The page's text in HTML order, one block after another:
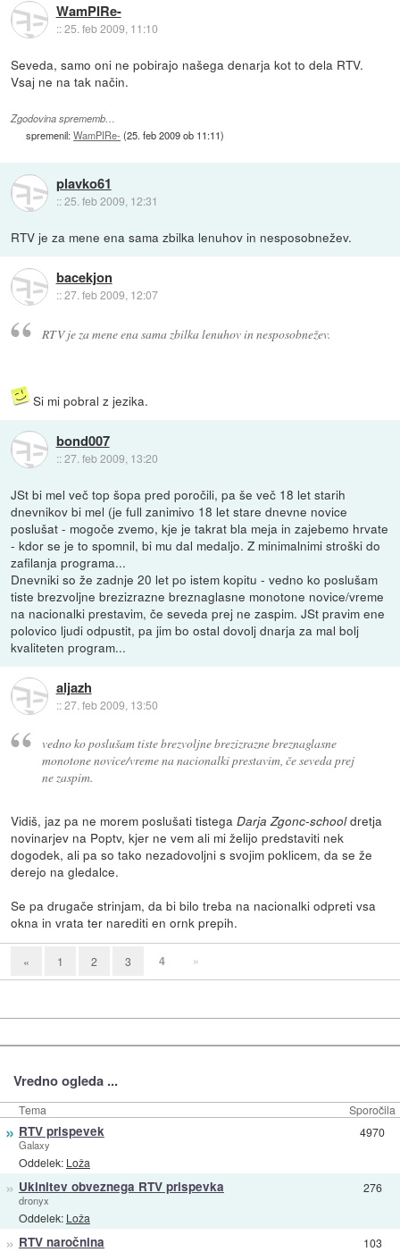
WamPIRe-
::25. feb 2009, 11:10
Seveda, samo oni ne pobirajo našega denarja kot to dela RTV.
Vsaj ne na tak način.
Zgodovina sprememb…
spremenil:WamPIRe- (25. feb 2009 ob 11:11)
plavko61
::25. feb 2009, 12:31
RTV je za mene ena sama zbilka lenuhov in nesposobnežev.
bacekjon
::27. feb 2009, 12:07
RTV je za mene ena sama zbilka lenuhov in nesposobnežev.
Si mi pobral z jezika.
bond007
::27. feb 2009, 13:20
JSt bi mel več top šopa pred poročili, pa še več 18 let starih
dnevnikov bi mel (je full zanimivo 18 let stare dnevne novice
poslušat - mogoče zvemo, kje je takrat bla meja in zajebemo hrvate
- kdor se je to spomnil, bi mu dal medaljo. Z minimalnimi stroški do
zafilanja programa...
Dnevniki so že zadnje 20 let po istem kopitu - vedno ko poslušam
tiste brezvoljne brezizrazne breznaglasne monotone novice/vreme
na nacionalki prestavim, če seveda prej ne zaspim. JSt pravim ene
polovico ljudi odpustit, pa jim bo ostal dovolj dnarja za mal bolj
kvaliteten program...
aljazh
::27. feb 2009, 13:50
vedno ko poslušam tiste brezvoljne brezizrazne breznaglasne
monotone novice/vreme na nacionalki prestavim, če seveda prej
ne zaspim.
Vidiš, jaz pa ne morem poslušati tistegaDarja Zgonc-schooldretja
novinarjev na Poptv, kjer ne vem ali mi želijo predstaviti nek
dogodek, ali pa so tako nezadovoljni s svojim poklicem, da se že
derejo na gledalce.
Se pa drugače strinjam, da bi bilo treba na nacionalki odpreti vsa
okna in vrata ter narediti en ornk prepih.
« 1 2 3 4 »
Vredno ogleda ...
Tema Sporočila
» RTV prispevek
Galaxy
Oddelek: Loža
4970
» Ukinitev obveznega RTV prispevka
dronyx
Oddelek: Loža
276
» RTV naročnina 103